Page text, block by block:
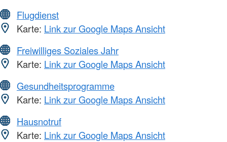
Flugdienst
Karte: Link zur Google Maps Ansicht
Freiwilliges Soziales Jahr
Karte: Link zur Google Maps Ansicht
Gesundheitsprogramme
Karte: Link zur Google Maps Ansicht
Hausnotruf
Karte: Link zur Google Maps Ansicht